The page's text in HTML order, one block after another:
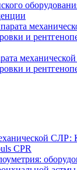
и
СЛР:
CPR